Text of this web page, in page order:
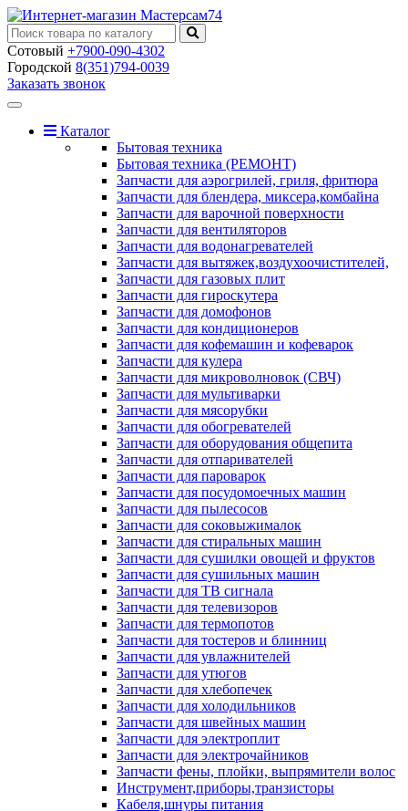
Сотовый +7900-090-4302
Городской 8(351)794-0039
Заказать звонок
Toggle
navigationКаталог
Бытовая техника
Бытовая техника (РЕМОНТ)
Запчасти для аэрогрилей, гриля, фритюра
Запчасти для блендера, миксера,комбайна
Запчасти для варочной поверхности
Запчасти для вентиляторов
Запчасти для водонагревателей
Запчасти для вытяжек,воздухоочистителей,
Запчасти для газовых плит
Запчасти для гироскутера
Запчасти для домофонов
Запчасти для кондиционеров
Запчасти для кофемашин и кофеварок
Запчасти для кулера
Запчасти для микроволновок (СВЧ)
Запчасти для мультиварки
Запчасти для мясорубки
Запчасти для обогревателей
Запчасти для оборудования общепита
Запчасти для отпаривателей
Запчасти для пароварок
Запчасти для посудомоечных машин
Запчасти для пылесосов
Запчасти для соковыжималок
Запчасти для стиральных машин
Запчасти для сушилки овощей и фруктов
Запчасти для сушильных машин
Запчасти для ТВ сигнала
Запчасти для телевизоров
Запчасти для термопотов
Запчасти для тостеров и блинниц
Запчасти для увлажнителей
Запчасти для утюгов
Запчасти для хлебопечек
Запчасти для холодильников
Запчасти для швейных машин
Запчасти для электроплит
Запчасти для электрочайников
Запчасти фены, плойки, выпрямители волос
Инструмент,приборы,транзисторы
Кабеля,шнуры питания